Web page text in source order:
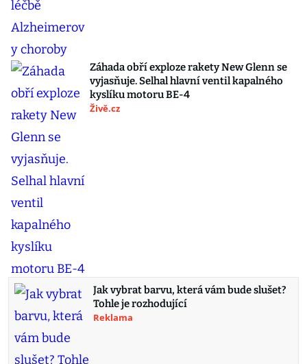
Záhada obří exploze rakety New Glenn se
vyjasňuje. Selhal hlavní ventil kapalného
kyslíku motoru BE-4
Živě.cz
Jak vybrat barvu, která vám bude slušet?
Tohle je rozhodující
Reklama